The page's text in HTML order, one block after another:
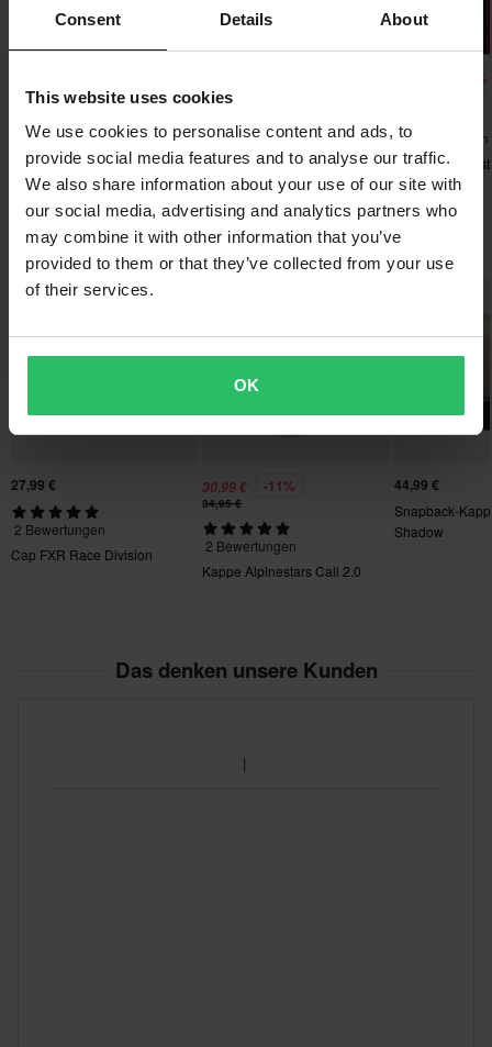
Consent Details About
This website uses cookies
We use cookies to personalise content and ads, to
provide social media features and to analyse our traffic.
We also share information about your use of our site with
our social media, advertising and analytics partners who
may combine it with other information that you’ve
provided to them or that they’ve collected from your use
of their services.
OK
Militärgrün/Schwarz
Bestellungen über 200€ werden kostenlos versendet! *Bitte
beachten: Dies gilt nicht für sperrige Produkte!
60-Tage-Rückgaberecht*
Du kannst deine Bestellung innerhalb von 60 Tagen
zurückgeben. Rücksendekosten fallen an. *Das Rückgaberecht
gilt nicht für personalisierte oder speziell angefertigte Produkte.
Weitere Einzelheiten und Bedingungen findest du in der Rubrik
Kundenbetreuung-Bereich.
Senden
49,95 €
Portl
84,95 €
V3
-42%
3 Bewertungen
Hoodie
Sessions V3
Das könnte dir auch gefallen
27,99 €
2 Bewertungen
Cap FXR Race Division
30,99 € -11%
34,95 €
2 Bewertungen
Kappe Alpinestars Cali 2.0
44,99 €
Snapback-
Shadow
Das denken unsere Kunden